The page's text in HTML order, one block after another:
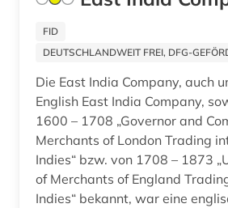
fid asien (2)
fid
fid jüdische studien (1)
FID
DEUTSCHLANDWEIT FREI, DFG-
Die East India Company, auch
English East India Company,
1600 – 1708 „Governor and
Merchants of London Trading
Indies“ bzw. von 1708 – 1873
of Merchants of England
Indies“ bekannt, war eine